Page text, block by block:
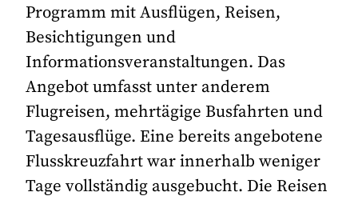
Programm mit Ausflügen, Reisen,
Besichtigungen und
Informationsveranstaltungen. Das
Angebot umfasst unter anderem
Flugreisen, mehrtägige Busfahrten und
Tagesausflüge. Eine bereits angebotene
Flusskreuzfahrt war innerhalb weniger
Tage vollständig ausgebucht. Die Reisen